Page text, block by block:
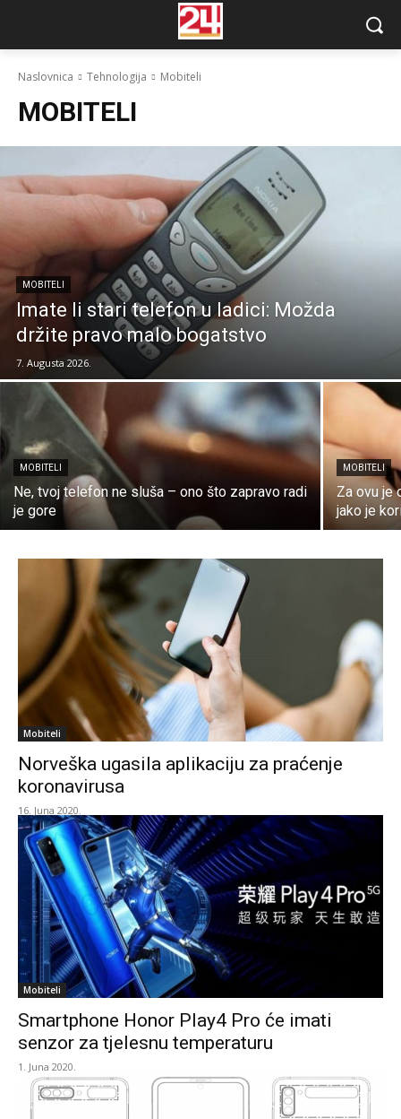
Naslovnica Tehnologija Mobiteli
MOBITELI
MOBITELI
Imate li stari telefon u ladici: Možda
držite pravo malo bogatstvo
7. Augusta 2026.
MOBITELI
Ne, tvoj telefon ne sluša – ono što zapravo radi
je gore
MOBITELI
Za ovu je
jako je
Mobiteli
Norveška ugasila aplikaciju za praćenje
koronavirusa
16. Juna 2020.
Mobiteli
Smartphone Honor Play4 Pro će imati
senzor za tjelesnu temperaturu
1. Juna 2020.